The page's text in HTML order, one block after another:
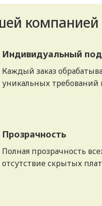
компанией
Индивидуальный
Каждый заказ
уникальных требований
Прозрачность
Полная прозрачность
отсутствие скрытых